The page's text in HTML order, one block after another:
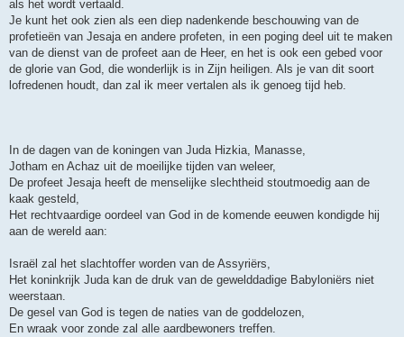
als het wordt vertaald.
Je kunt het ook zien als een diep nadenkende beschouwing van de
profetieën van Jesaja en andere profeten, in een poging deel uit te maken
van de dienst van de profeet aan de Heer, en het is ook een gebed voor
de glorie van God, die wonderlijk is in Zijn heiligen. Als je van dit soort
lofredenen houdt, dan zal ik meer vertalen als ik genoeg tijd heb.
In de dagen van de koningen van Juda Hizkia, Manasse,
Jotham en Achaz uit de moeilijke tijden van weleer,
De profeet Jesaja heeft de menselijke slechtheid stoutmoedig aan de
kaak gesteld,
Het rechtvaardige oordeel van God in de komende eeuwen kondigde hij
aan de wereld aan:
Israël zal het slachtoffer worden van de Assyriërs,
Het koninkrijk Juda kan de druk van de gewelddadige Babyloniërs niet
weerstaan.
De gesel van God is tegen de naties van de goddelozen,
En wraak voor zonde zal alle aardbewoners treffen.